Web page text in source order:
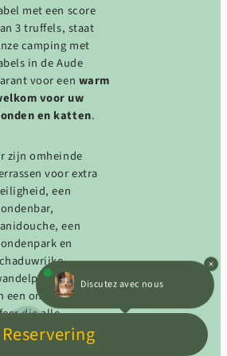
landschappen en
authentieke
ontdekkingen.
Een uitnodiging
om te vertragen,
te ontdekken…
en van elk
te genieten.
met een score
3 truffels, staat
camping met
in de Aude
voor een warm
voor uw
en katten.
zijn omheinde
voor extra
een
een
en
Dit alles
een ontspannen
die alle
vakantiegangers
Reservering
Discutez avec nous